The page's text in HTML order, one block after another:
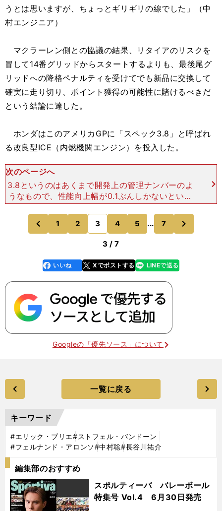
うとは思いますが、ちょっとギリギリの線でした」（中
村エンジニア）
マクラーレン側との協議の結果、リタイアのリスクを
冒して14番グリッドからスタートするよりも、最後尾グ
リッドへの降格ペナルティを受けてでも新品に交換して
確実に走り切り、ポイント獲得の可能性に賭けるべきだ
という結論に達した。
ホンダはこのアメリカGPに「スペック3.8」と呼ばれ
る改良型ICE（内燃機関エンジン）を投入した。
次のページへ
3.8というのはあくまで開発上の管理ナンバーのよ
うなもので、性能向上幅が0.1ぶんしかないという
意味ではない。しかし、目指していた新しい燃焼コ
ンセプトの完成が間に合わなかったからには、これ
を「スペック
前
のページへ
1 2 3 4 5 ... 7
3 / 7
faceboo
k
いいね Xでポストする
line LINEで送る
Googleの「優先ソース」について
一覧に戻る
キーワード
#エリック・ブリエ#ストフェル・バンドーン
#フェルナンド・アロンソ#中村聡#長谷川祐介
編集部のおすすめ
スポルティーバ バレーボール
特集号 Vol.4 6月30日発売